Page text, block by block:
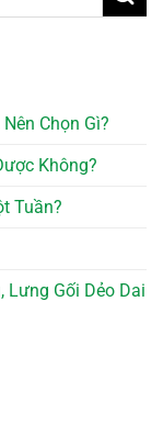
Chọn Gì?
Không?
Tuần?
Lưng Gối Dẻo Dai